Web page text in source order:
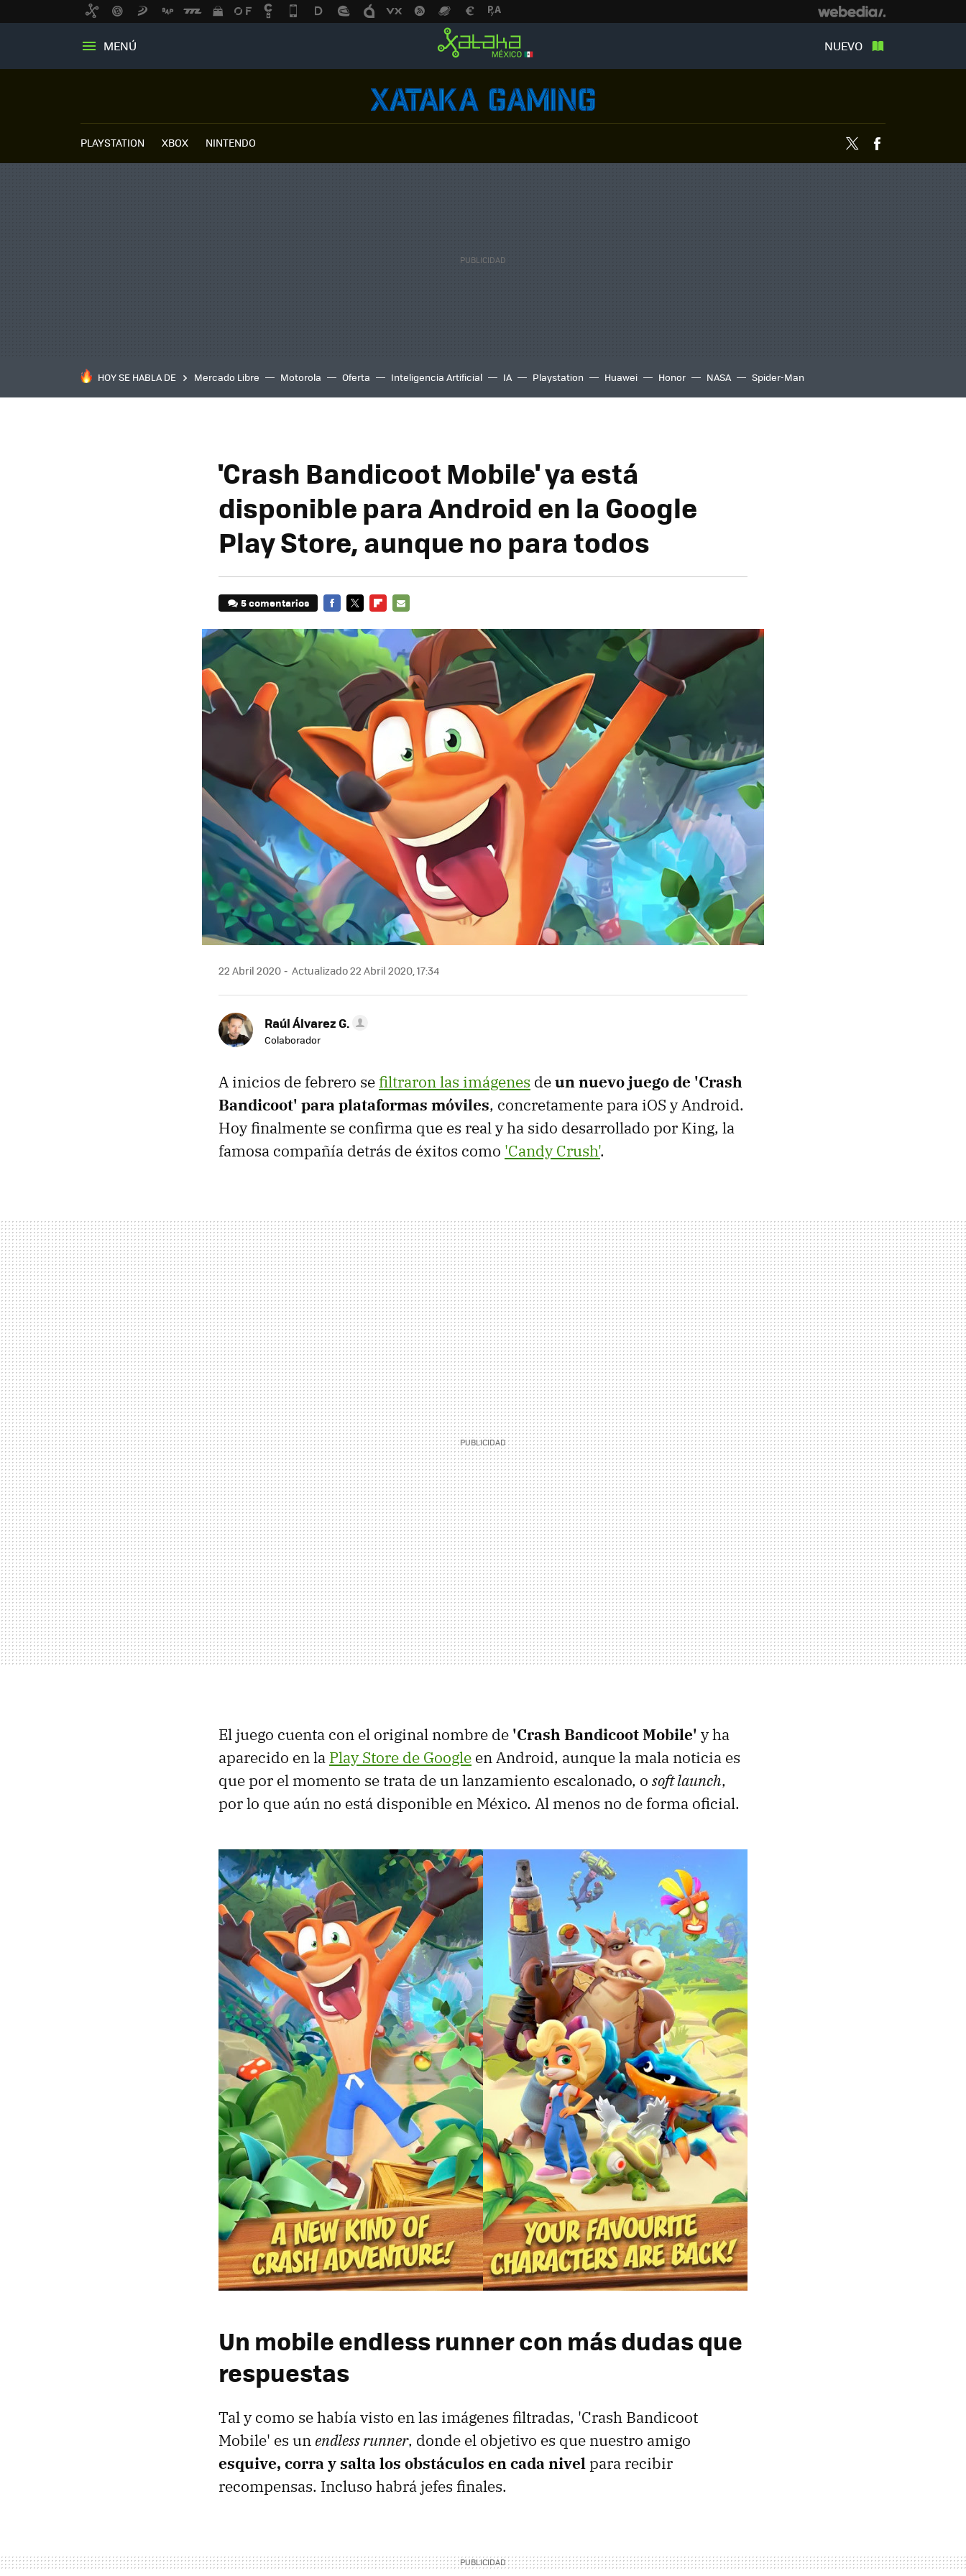
MENÚ NUEVO
PLAYSTATION XBOX NINTENDO Twitter
HOY SE HABLA DE Mercado Libre Motorola Oferta Inteligencia Artificial IA Playstation Huawei Honor NASA Spider-Man
'Crash Bandicoot Mobile' ya está
disponible para Android en la Google
Play Store, aunque no para todos
5 comentarios
MAIL
22 Abril 2020 Actualizado 22 Abril 2020, 17:34
Raúl Álvarez G.
Colaborador
A inicios de febrero se filtraron las imágenes deun nuevo juego de 'Crash
Bandicoot' para plataformas móviles, concretamente para iOS y Android.
Hoy finalmente se confirma que es real y ha sido desarrollado por King, la
famosa compañía detrás de éxitos como 'Candy Crush'.
El juego cuenta con el original nombre de 'Crash Bandicoot Mobile' y ha
aparecido en la Play Store de Google en Android, aunque la mala noticia es
que por el momento se trata de un lanzamiento escalonado, o soft launch,
por lo que aún no está disponible en México. Al menos no de forma oficial.
Un mobile endless runner con más dudas que
respuestas
Tal y como se había visto en las imágenes filtradas, 'Crash Bandicoot
Mobile' es un endless runner, donde el objetivo es que nuestro amigo
esquive, corra y salta los obstáculos en cada nivelpara recibir
recompensas. Incluso habrá jefes finales.